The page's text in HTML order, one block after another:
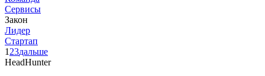
Сервисы
Закон
Лидер
Стартап
1 23дальше
HeadHunter